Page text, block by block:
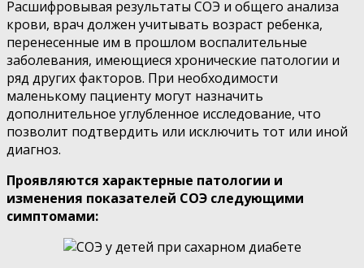
Расшифровывая результаты СОЭ и общего анализа
крови, врач должен учитывать возраст ребенка,
перенесенные им в прошлом воспалительные
заболевания, имеющиеся хронические патологии и
ряд других факторов. При необходимости
маленькому пациенту могут назначить
дополнительное углубленное исследование, что
позволит подтвердить или исключить тот или иной
диагноз.
Проявляются характерные патологии и
изменения показателей СОЭ следующими
симптомами: